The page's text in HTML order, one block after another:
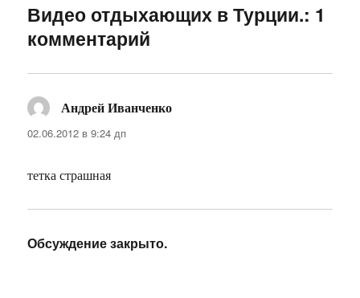
Видео отдыхающих в Турции.: 1
комментарий
Андрей Иванченко
02.06.2012 в 9:24 дп
тетка страшная
Обсуждение закрыто.